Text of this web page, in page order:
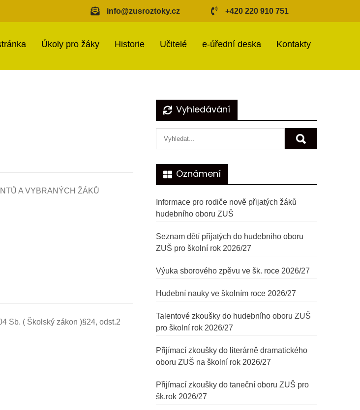
info@zusroztoky.cz +420 220 910 751
Úkoly pro žáky Historie Učitelé e-úřední deska Kontakty
A VYBRANÝCH ŽÁKŮ
Sb. ( Školský zákon )§24, odst.2
Vyhledávání
Oznámení
Informace pro rodiče nově přijatých žáků
hudebního oboru ZUŠ
Seznam dětí přijatých do hudebního oboru
ZUŠ pro školní rok 2026/27
Výuka sborového zpěvu ve šk. roce 2026/27
Hudební nauky ve školním roce 2026/27
Talentové zkoušky do hudebního oboru ZUŠ
pro školní rok 2026/27
Přijímací zkoušky do literárně dramatického
oboru ZUŠ na školní rok 2026/27
Přijímací zkoušky do taneční oboru ZUŠ pro
šk.rok 2026/27